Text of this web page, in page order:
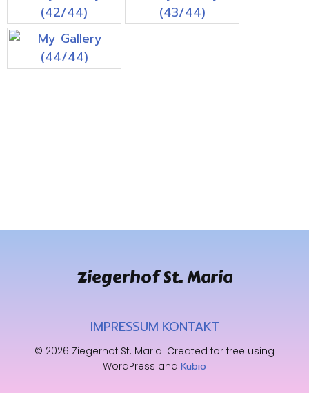
Ziegerhof St. Maria
IMPRESSUM KONTAKT
© 2026 Ziegerhof St. Maria. Created for free using
WordPress and Kubio